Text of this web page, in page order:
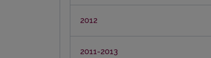
2012
2011-2013